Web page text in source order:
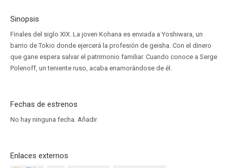
Sinopsis
Finales del siglo XIX. La joven Kohana es enviada a Yoshiwara, un
barrio de Tokio donde ejercerá la profesión de geisha. Con el dinero
que gane espera salvar el patrimonio familiar. Cuando conoce a Serge
Polenoff, un teniente ruso, acaba enamorándose de él.
Fechas de estrenos
No hay ninguna fecha. Añadir
Enlaces externos